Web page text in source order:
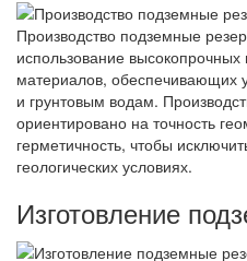
Производство подземные
использование
материалов, обеспечивающих
и грунтовым водам.
ориентировано на точность
герметичность, чтобы
геологических условиях.
Изготовление